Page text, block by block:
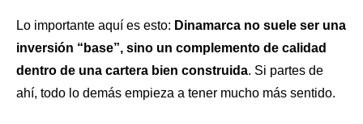
Lo importante aquí es esto: Dinamarca no suele ser una
inversión “base”, sino un complemento de calidad
dentro de una cartera bien construida. Si partes de
ahí, todo lo demás empieza a tener mucho más sentido.